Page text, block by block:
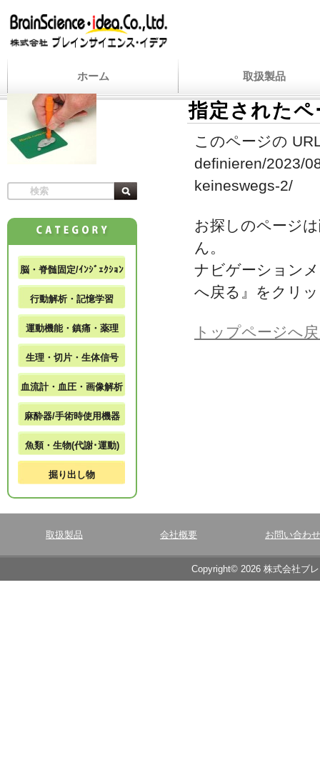
ホーム 取扱製品
指定された
このページの
definieren/2023/
keineswegs-2/
お探しのページ
ん。
ナビゲーション
へ戻る』をクリ
トップページへ
脳・脊髄固定/ｲﾝｼﾞｪｸｼｮﾝ
行動解析・記憶学習
運動機能・鎮痛・薬理
生理・切片・生体信号
血流計・血圧・画像解析
麻酔器/手術時使用機器
魚類・生物(代謝･運動)
掘り出し物
取扱製品 会社概要 お問い合わせ
Copyright© 2026 株式会社ブ